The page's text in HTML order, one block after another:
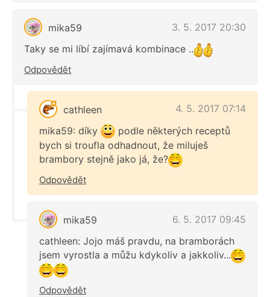
mika59
3. 5. 2017 20:30
Taky se mi líbí zajímavá kombinace ..
Odpovědět
cathleen
4. 5. 2017 07:14
mika59: díky
podle některých receptů
bych si troufla odhadnout, že miluješ
brambory stejně jako já, že?
Odpovědět
mika59
6. 5. 2017 09:45
cathleen: Jojo máš pravdu, na bramborách
jsem vyrostla a můžu kdykoliv a jakkoliv...
Odpovědět